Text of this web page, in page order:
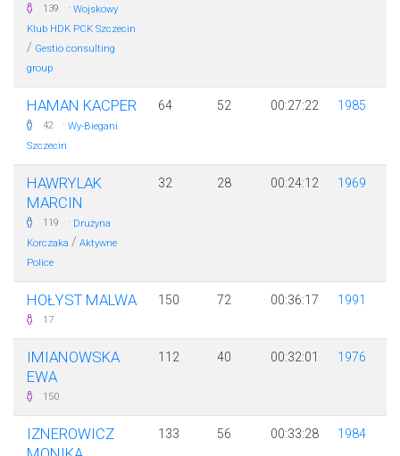
139 · Wojskowy
Klub HDK PCK Szczecin
/ Gestio consulting
group
HAMAN KACPER
42 · Wy-Biegani
Szczecin
64 52 00:27:22 1985
HAWRYLAK
MARCIN
119 · Drużyna
Korczaka / Aktywne
Police
32 28 00:24:12 1969
HOŁYST MALWA
17
150 72 00:36:17 1991
IMIANOWSKA
EWA
150
112 40 00:32:01 1976
IZNEROWICZ
133 56 00:33:28 1984